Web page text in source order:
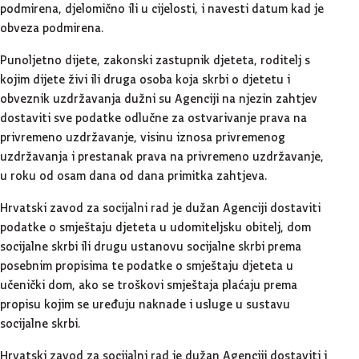
podmirena, djelomično ili u cijelosti, i navesti datum kad je
obveza podmirena.
Punoljetno dijete, zakonski zastupnik djeteta, roditelj s
kojim dijete živi ili druga osoba koja skrbi o djetetu i
obveznik uzdržavanja dužni su Agenciji na njezin zahtjev
dostaviti sve podatke odlučne za ostvarivanje prava na
privremeno uzdržavanje, visinu iznosa privremenog
uzdržavanja i prestanak prava na privremeno uzdržavanje,
u roku od osam dana od dana primitka zahtjeva.
Hrvatski zavod za socijalni rad je dužan Agenciji dostaviti
podatke o smještaju djeteta u udomiteljsku obitelj, dom
socijalne skrbi ili drugu ustanovu socijalne skrbi prema
posebnim propisima te podatke o smještaju djeteta u
učenički dom, ako se troškovi smještaja plaćaju prema
propisu kojim se uređuju naknade i usluge u sustavu
socijalne skrbi.
Hrvatski zavod za socijalni rad je dužan Agenciji dostaviti i